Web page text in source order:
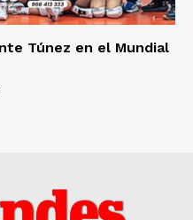
Túnez en el Mundial